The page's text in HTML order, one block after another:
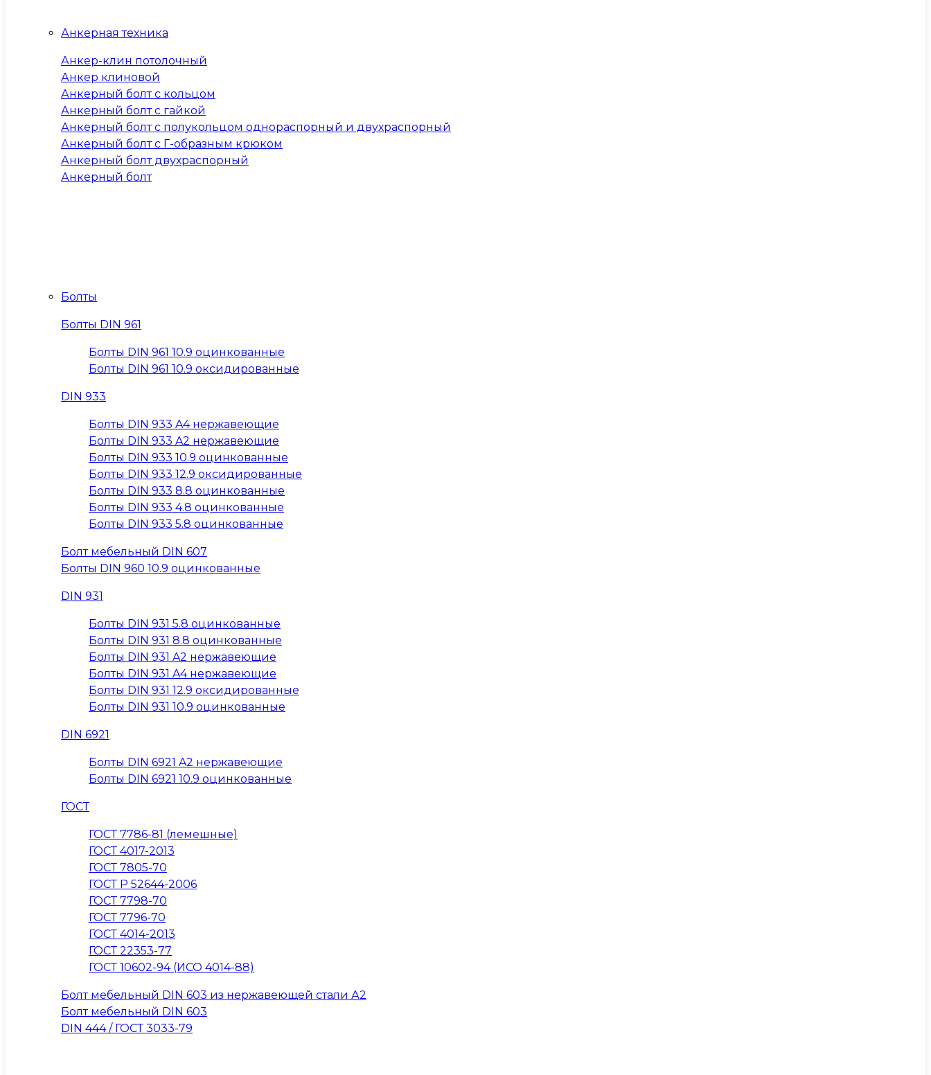
Анкерная техника
Анкер-клин потолочный
Анкер клиновой
Анкерный болт с кольцом
Анкерный болт с гайкой
Анкерный болт с полукольцом однораспорный и двухраспорный
Анкерный болт с Г-образным крюком
Анкерный болт двухраспорный
Анкерный болт
Болты
Болты DIN 961
Болты DIN 961 10.9 оцинкованные
Болты DIN 961 10.9 оксидированные
DIN 933
Болты DIN 933 A4 нержавеющие
Болты DIN 933 A2 нержавеющие
Болты DIN 933 10.9 оцинкованные
Болты DIN 933 12.9 оксидированные
Болты DIN 933 8.8 оцинкованные
Болты DIN 933 4.8 оцинкованные
Болты DIN 933 5.8 оцинкованные
Болт мебельный DIN 607
Болты DIN 960 10.9 оцинкованные
DIN 931
Болты DIN 931 5.8 оцинкованные
Болты DIN 931 8.8 оцинкованные
Болты DIN 931 A2 нержавеющие
Болты DIN 931 A4 нержавеющие
Болты DIN 931 12.9 оксидированные
Болты DIN 931 10.9 оцинкованные
DIN 6921
Болты DIN 6921 A2 нержавеющие
Болты DIN 6921 10.9 оцинкованные
ГОСТ
ГОСТ 7786-81 (лемешные)
ГОСТ 4017-2013
ГОСТ 7805-70
ГОСТ Р 52644-2006
ГОСТ 7798-70
ГОСТ 7796-70
ГОСТ 4014-2013
ГОСТ 22353-77
ГОСТ 10602-94 (ИСО 4014-88)
Болт мебельный DIN 603 из нержавеющей стали А2
Болт мебельный DIN 603
DIN 444 / ГОСТ 3033-79